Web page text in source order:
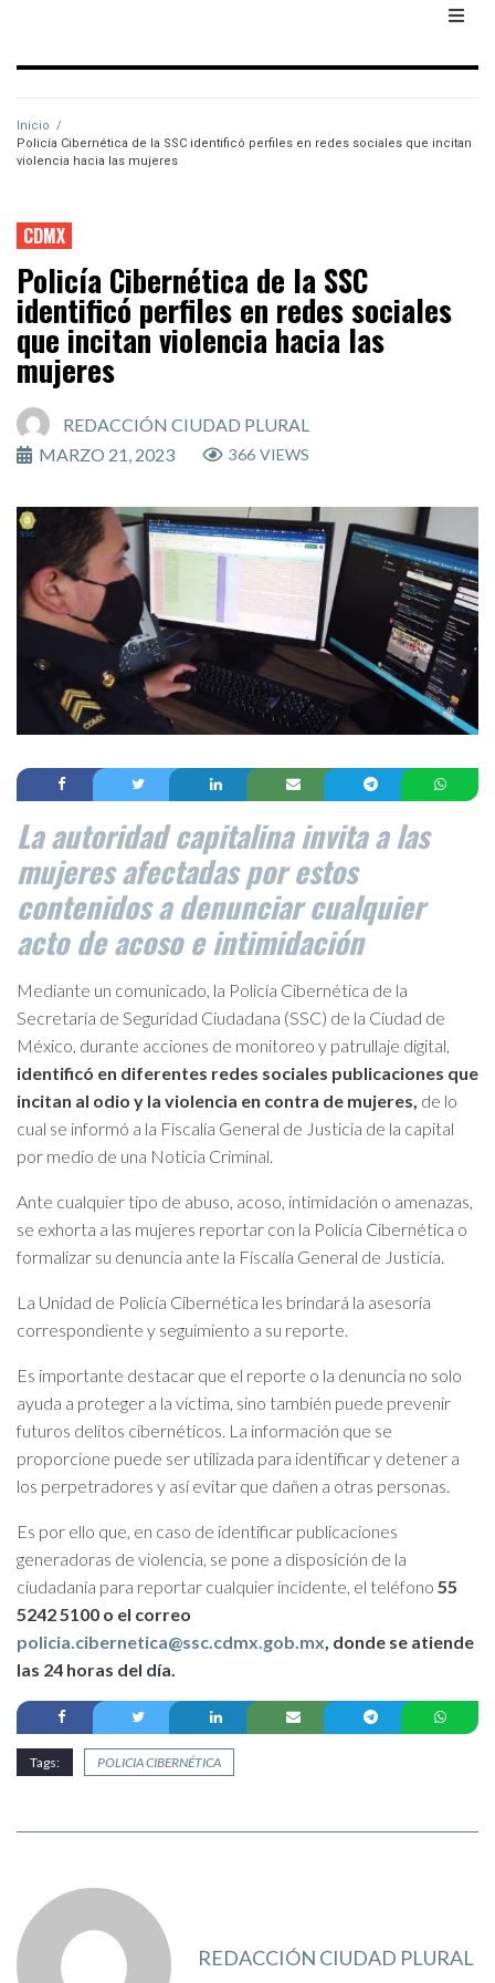
Inicio /
Policía Cibernética de la SSC identificó perfiles en redes sociales que incitan
violencia hacia las mujeres
CDMX
Policía Cibernética de la SSC
identificó perfiles en redes sociales
que incitan violencia hacia las
mujeres
REDACCIÓN CIUDAD PLURAL
MARZO 21, 2023
366 VIEWS
La autoridad capitalina invita a las
mujeres afectadas por estos
contenidos a denunciar cualquier
acto de acoso e intimidación
Mediante un comunicado, la Policía Cibernética de la
Secretaría de Seguridad Ciudadana (SSC) de la Ciudad de
México, durante acciones de monitoreo y patrullaje digital,
identificó en diferentes redes sociales publicaciones que
incitan al odio y la violencia en contra de mujeres, de lo
cual se informó a la Fiscalía General de Justicia de la capital
por medio de una Noticia Criminal.
Ante cualquier tipo de abuso, acoso, intimidación o amenazas,
se exhorta a las mujeres reportar con la Policía Cibernética o
formalizar su denuncia ante la Fiscalía General de Justicia.
La Unidad de Policía Cibernética les brindará la asesoría
correspondiente y seguimiento a su reporte.
Es importante destacar que el reporte o la denuncia no solo
ayuda a proteger a la víctima, sino también puede prevenir
futuros delitos cibernéticos. La información que se
proporcione puede ser utilizada para identificar y detener a
los perpetradores y así evitar que dañen a otras personas.
Es por ello que, en caso de identificar publicaciones
generadoras de violencia, se pone a disposición de la
ciudadanía para reportar cualquier incidente, el teléfono 55
5242 5100 o el correo
policia.cibernetica@ssc.cdmx.gob.mx , donde se atiende
las 24 horas del día.
Tags: POLICIA CIBERNÉTICA
REDACCIÓN CIUDAD PLURAL